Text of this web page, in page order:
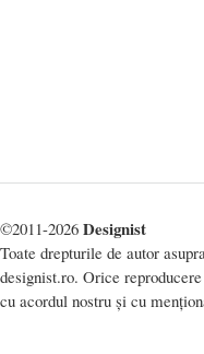
©2011-2026 Designist
Toate drepturile de autor
designist.ro. Orice
cu acordul nostru și cu